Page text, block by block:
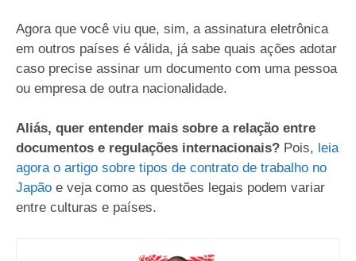
Agora que você viu que, sim, a assinatura eletrônica
em outros países é válida, já sabe quais ações adotar
caso precise assinar um documento com uma pessoa
ou empresa de outra nacionalidade.
Aliás, quer entender mais sobre a relação entre
documentos e regulações internacionais? Pois, leia
agora o artigo sobre tipos de contrato de trabalho no
Japão e veja como as questões legais podem variar
entre culturas e países.